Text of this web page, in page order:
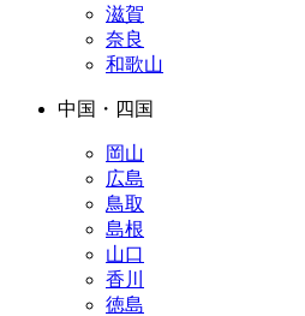
滋賀
奈良
和歌山
中国・四国
岡山
広島
鳥取
島根
山口
香川
徳島